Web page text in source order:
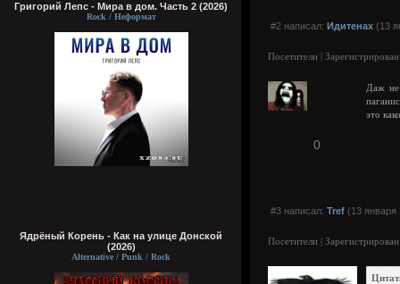
Григорий Лепс - Мира в дом. Часть 2 (2026)
Rock / Неформат
Ядрёный Корень - Как на улице Донской
(2026)
Alternative / Punk / Rock
#2 написал: Идитенах (13
Посетители |
Даж не
это
0
#3 написал: Tref (13 января
Посетители |